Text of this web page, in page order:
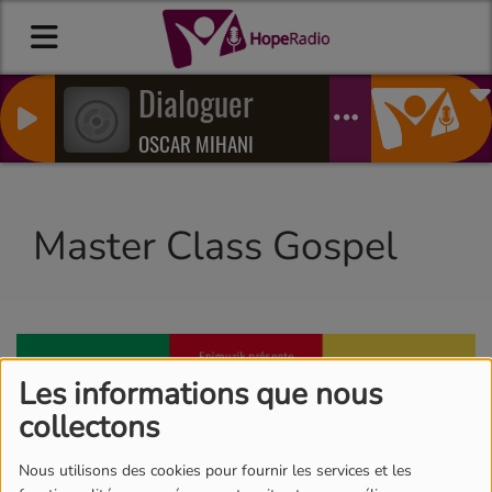
Les informations que nous
collectons
Nous utilisons des cookies pour fournir les services et les
Dialoguer
OSCAR MIHANI
Master Class Gospel